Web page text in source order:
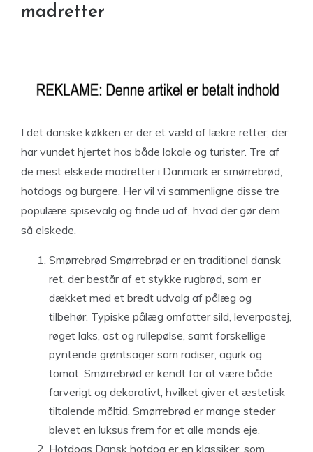
madretter
I det danske køkken er der et væld af lækre retter, der
har vundet hjertet hos både lokale og turister. Tre af
de mest elskede madretter i Danmark er smørrebrød,
hotdogs og burgere. Her vil vi sammenligne disse tre
populære spisevalg og finde ud af, hvad der gør dem
så elskede.
Smørrebrød Smørrebrød er en traditionel dansk
ret, der består af et stykke rugbrød, som er
dækket med et bredt udvalg af pålæg og
tilbehør. Typiske pålæg omfatter sild, leverpostej,
røget laks, ost og rullepølse, samt forskellige
pyntende grøntsager som radiser, agurk og
tomat. Smørrebrød er kendt for at være både
farverigt og dekorativt, hvilket giver et æstetisk
tiltalende måltid. Smørrebrød er mange steder
blevet en luksus frem for et alle mands eje.
Hotdogs Dansk hotdog er en klassiker, som